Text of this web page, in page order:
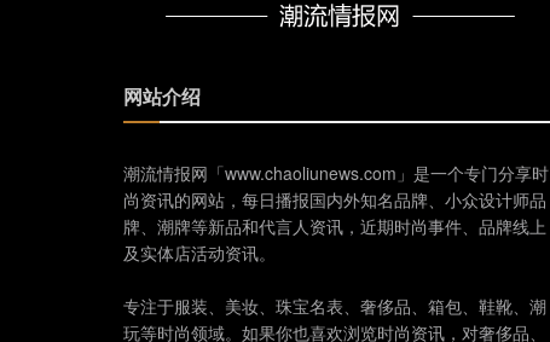
网站介绍
潮流情报网「www.chaoliunews.com」是一个专门分享时
尚资讯的网站，每日播报国内外知名品牌、小众设计师品
牌、潮牌等新品和代言人资讯，近期时尚事件、品牌线上
及实体店活动资讯。
专注于服装、美妆、珠宝名表、奢侈品、箱包、鞋靴、潮
玩等时尚领域。如果你也喜欢浏览时尚资讯，对奢侈品、